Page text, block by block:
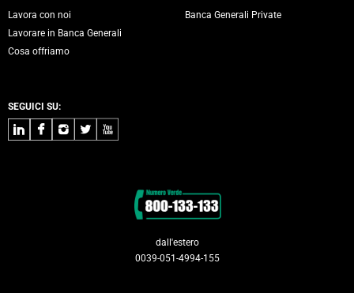
Lavora con noi
Lavorare in Banca Generali
Cosa offriamo
Banca Generali Private
SEGUICI SU:
LinkedInFacebook
Instagram
TwitterYoutube
dall'estero
0039-051-4994-155